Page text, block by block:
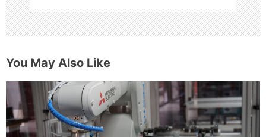
м
You May Also Like